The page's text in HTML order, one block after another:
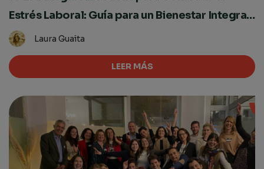
Estrés Laboral: Guía para un Bienestar Integral
en el Trabajo
Laura Guaita
LEER MÁS